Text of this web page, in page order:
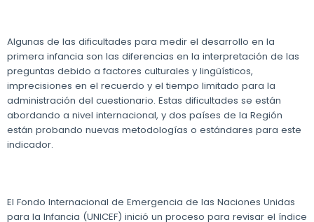
Algunas de las dificultades para medir el desarrollo en la
primera infancia son las diferencias en la interpretación de las
preguntas debido a factores culturales y lingüísticos,
imprecisiones en el recuerdo y el tiempo limitado para la
administración del cuestionario. Estas dificultades se están
abordando a nivel internacional, y dos países de la Región
están probando nuevas metodologías o estándares para este
indicador.
El Fondo Internacional de Emergencia de las Naciones Unidas
para la Infancia (UNICEF) inició un proceso para revisar el índice